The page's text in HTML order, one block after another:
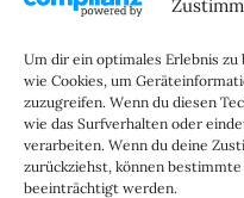
Um dir ein optimales Erlebnis
wie Cookies, um
zuzugreifen. Wenn du diesen
wie das Surfverhalten oder
verarbeiten. Wenn du deine
zurückziehst, können
beeinträchtigt werden.
schau